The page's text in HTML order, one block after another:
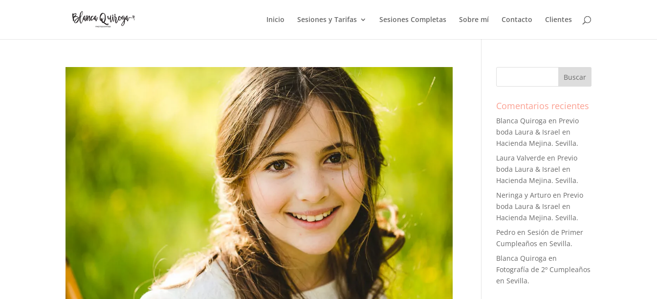
Inicio Sesiones y Tarifas Sesiones Completas Sobre mí Contacto Clientes
Comentarios recientes
Blanca Quiroga en Previo
boda Laura & Israel en
Hacienda Mejina. Sevilla.
Laura Valverde en Previo
boda Laura & Israel en
Hacienda Mejina. Sevilla.
Neringa y Arturo en Previo
boda Laura & Israel en
Hacienda Mejina. Sevilla.
Pedro enSesión de Primer
Cumpleaños en Sevilla.
Blanca Quiroga en
Fotografía de 2º Cumpleaños
en Sevilla.